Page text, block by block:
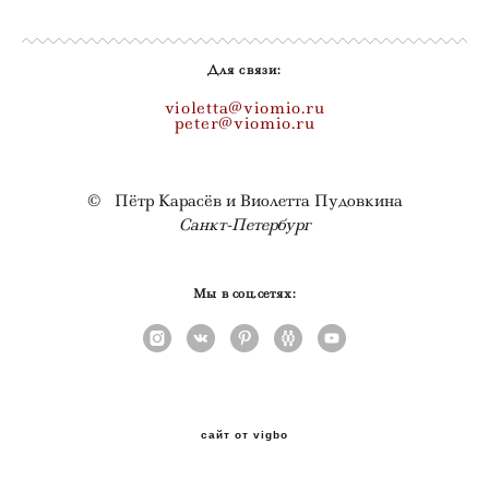
Для связи:
violetta@viomio.ru
peter@viomio.ru
© Пётр Карасёв и Виолетта Пудовкина
Санкт-Петербург
Мы в соц.сетях:
сайт от vigbo